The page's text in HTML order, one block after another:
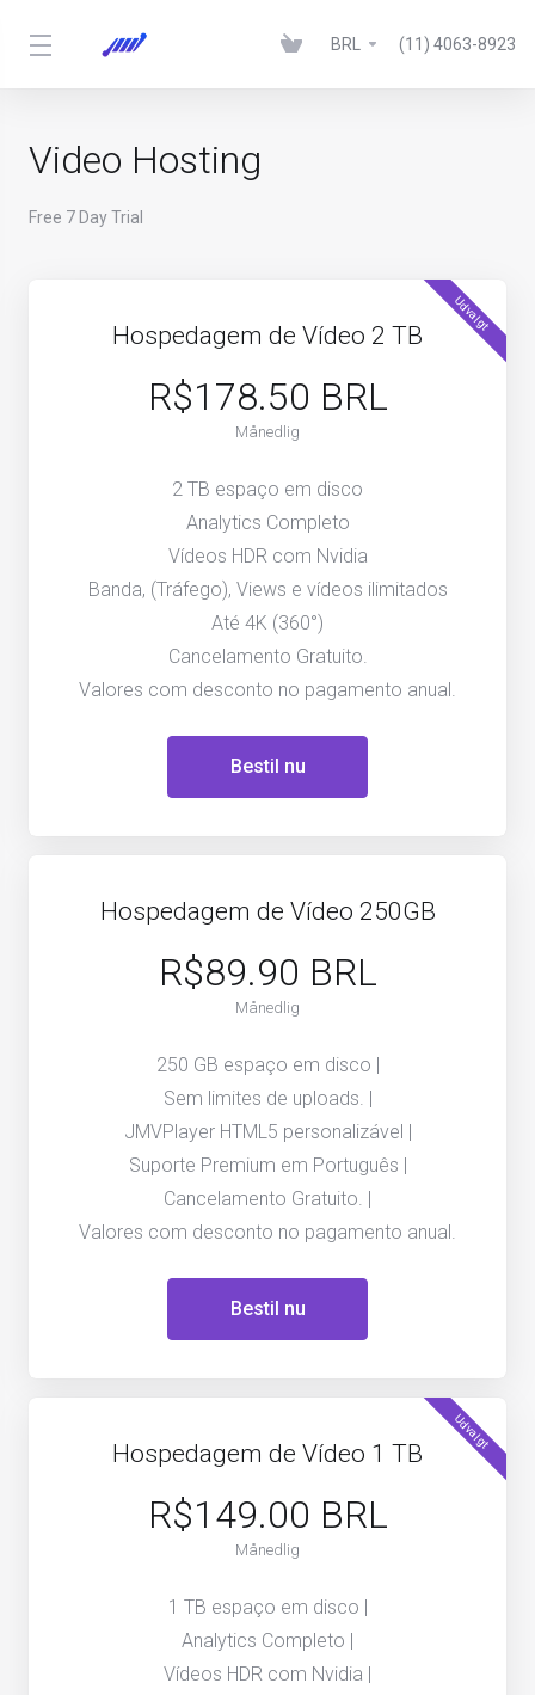
BRL (11) 4063-8923
Video Hosting
Free 7 Day Trial
Udvalgt
Hospedagem de Vídeo 2 TB
R$178.50 BRL
Månedlig
2 TB espaço em disco
Analytics Completo
Vídeos HDR com Nvidia
Banda, (Tráfego), Views e vídeos ilimitados
Até 4K (360°)
Cancelamento Gratuito.
Valores com desconto no pagamento anual.
Bestil nu
Hospedagem de Vídeo 250GB
R$89.90 BRL
Månedlig
250 GB espaço em disco |
Sem limites de uploads. |
JMVPlayer HTML5 personalizável |
Suporte Premium em Português |
Cancelamento Gratuito. |
Valores com desconto no pagamento anual.
Bestil nu
Udvalgt
Hospedagem de Vídeo 1 TB
R$149.00 BRL
Månedlig
1 TB espaço em disco |
Analytics Completo |
Vídeos HDR com Nvidia |